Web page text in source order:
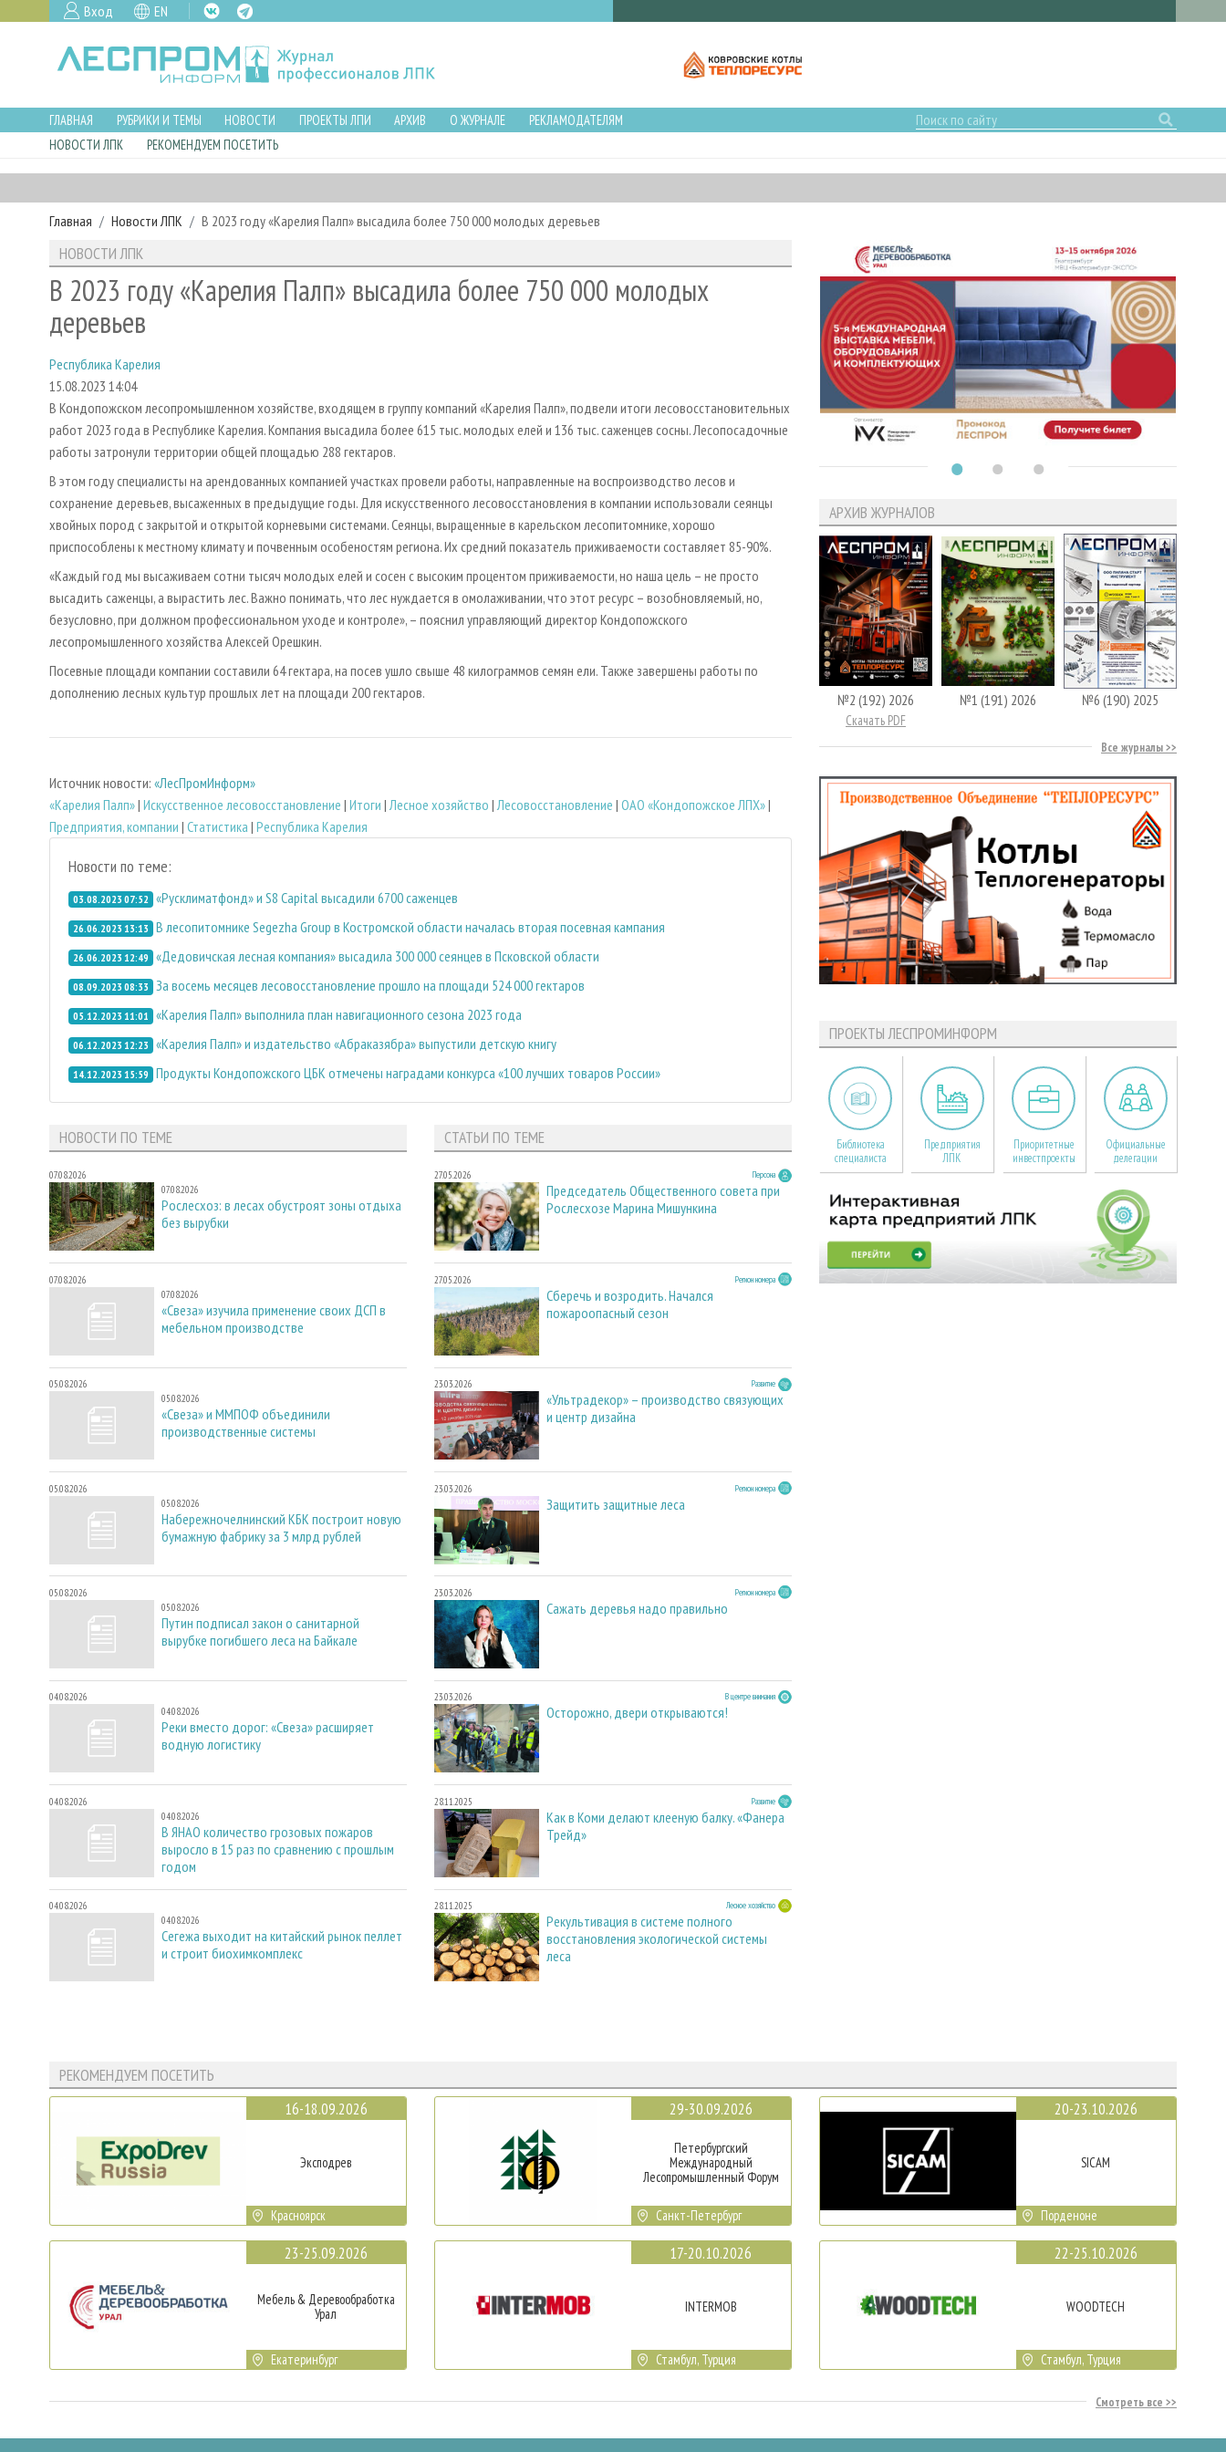
Вход EN
ГЛАВНАЯ РУБРИКИ И ТЕМЫ НОВОСТИ ПРОЕКТЫ ЛПИ АРХИВ О ЖУРНАЛЕ
РЕКЛАМОДАТЕЛЯМ
НОВОСТИ ЛПК
РЕКОМЕНДУЕМ ПОСЕТИТЬ
Главная Новости ЛПК В 2023 году «Карелия Палп» высадила более 750 000 молодых деревьев
НОВОСТИ ЛПК
В 2023 году «Карелия Палп» высадила более 750 000 молодых
деревьев
Республика Карелия
15.08.2023 14:04
В Кондопожском лесопромышленном хозяйстве, входящем в группу компаний «Карелия Палп», подвели итоги лесовосстановительных
работ 2023 года в Республике Карелия. Компания высадила более 615 тыс. молодых елей и 136 тыс. саженцев сосны. Лесопосадочные
работы затронули территории общей площадью 288 гектаров.
В этом году специалисты на арендованных компанией участках провели работы, направленные на воспроизводство лесов и
сохранение деревьев, высаженных в предыдущие годы. Для искусственного лесовосстановления в компании использовали сеянцы
хвойных пород с закрытой и открытой корневыми системами. Сеянцы, выращенные в карельском лесопитомнике, хорошо
приспособлены к местному климату и почвенным особеностям региона. Их средний показатель приживаемости составляет 85-90%.
«Каждый год мы высаживаем сотни тысяч молодых елей и сосен с высоким процентом приживаемости, но наша цель – не просто
высадить саженцы, а вырастить лес. Важно понимать, что лес нуждается в омолаживании, что этот ресурс – возобновляемый, но,
безусловно, при должном профессиональном уходе и контроле», – пояснил управляющий директор Кондопожского
лесопромышленного хозяйства Алексей Орешкин.
Посевные площади компании составили 64 гектара, на посев ушло свыше 48 килограммов семян ели. Также завершены работы по
дополнению лесных культур прошлых лет на площади 200 гектаров.
Источник новости: «ЛесПромИнформ»
«Карелия Палп»| Искусственное лесовосстановление | Итоги | Лесное хозяйство | Лесовосстановление | ОАО «Кондопожское ЛПХ»|
Предприятия, компании | Статистика | Республика Карелия
Новости по теме:
03.08.2023 07:52 «Русклиматфонд» и S8 Capital высадили 6700 саженцев
26.06.2023 13:13 В лесопитомнике Segezha Group в Костромской области началась вторая посевная кампания
26.06.2023 12:49 «Дедовичская лесная компания» высадила 300 000 сеянцев в Псковской области
08.09.2023 08:33 За восемь месяцев лесовосстановление прошло на площади 524 000 гектаров
05.12.2023 11:01 «Карелия Палп» выполнила план навигационного сезона 2023 года
06.12.2023 12:23 «Карелия Палп» и издательство «Абраказябра» выпустили детскую книгу
14.12.2023 15:59 Продукты Кондопожского ЦБК отмечены наградами конкурса «100 лучших товаров России»
НОВОСТИ ПО ТЕМЕ
07.08.2026
07.08.2026
Рослесхоз: в лесах обустроят зоны отдыха
без вырубки
07.08.2026
07.08.2026
«Свеза» изучила применение своих ДСП в
мебельном производстве
05.08.2026
05.08.2026
«Свеза» и ММПОФ объединили
производственные системы
05.08.2026
05.08.2026
Набережночелнинский КБК построит новую
бумажную фабрику за 3 млрд рублей
05.08.2026
05.08.2026
Путин подписал закон о санитарной
вырубке погибшего леса на Байкале
04.08.2026
04.08.2026
Реки вместо дорог: «Свеза» расширяет
водную логистику
04.08.2026
04.08.2026
В ЯНАО количество грозовых пожаров
выросло в 15 раз по сравнению с прошлым
годом
04.08.2026
04.08.2026
Сегежа выходит на китайский рынок пеллет
и строит биохимкомплекс
СТАТЬИ ПО ТЕМЕ
27.05.2026 Персона
Председатель Общественного совета при
Рослесхозе Марина Мишункина
27.05.2026 Регион номера
Сберечь и возродить. Начался
пожароопасный сезон
23.03.2026 Развитие
«Ультрадекор» – производство связующих
и центр дизайна
23.03.2026 Регион номера
Защитить защитные леса
23.03.2026 Регион номера
Сажать деревья надо правильно
23.03.2026 В центре внимания
Осторожно, двери открываются!
28.11.2025 Развитие
Как в Коми делают клееную балку. «Фанера
Трейд»
28.11.2025 Лесное хозяйство
Рекультивация в системе полного
восстановления экологической системы
леса
АРХИВ ЖУРНАЛОВ
№2 (192) 2026
Скачать PDF
№1 (191) 2026 №6 (190) 2025
Все журналы
ПРОЕКТЫ ЛЕСПРОМИНФОРМ
Библиотека
специалиста
Предприятия
ЛПК
Приоритетные
инвестпроекты
Официальные
делегации
РЕКОМЕНДУЕМ ПОСЕТИТЬ
16-18.09.2026
Эксподрев
Красноярск
23-25.09.2026
Мебель & Деревообработка
Урал
Екатеринбург
29-30.09.2026
Петербургский
Международный
Лесопромышленный Форум
Санкт-Петербург
17-20.10.2026
INTERMOB
Стамбул, Турция
20-23.10.2026
SICAM
Порденоне
22-25.10.2026
WOODTECH
Стамбул, Турция
Смотреть все